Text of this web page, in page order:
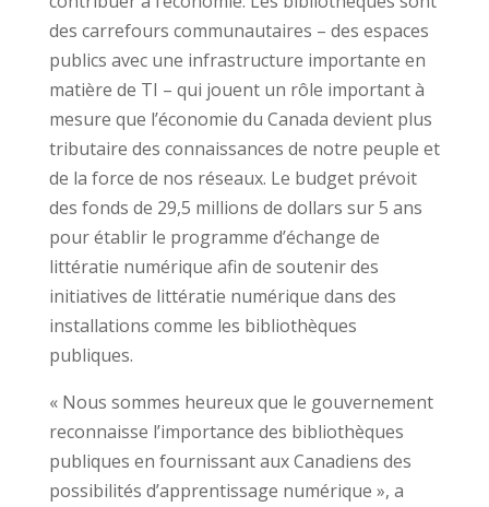
des carrefours communautaires – des espaces
publics avec une infrastructure importante en
matière de TI – qui jouent un rôle important à
mesure que l’économie du Canada devient plus
tributaire des connaissances de notre peuple et
de la force de nos réseaux. Le budget prévoit
des fonds de 29,5 millions de dollars sur 5 ans
pour établir le programme d’échange de
littératie numérique afin de soutenir des
initiatives de littératie numérique dans des
installations comme les bibliothèques
publiques.
« Nous sommes heureux que le gouvernement
reconnaisse l’importance des bibliothèques
publiques en fournissant aux Canadiens des
possibilités d’apprentissage numérique », a